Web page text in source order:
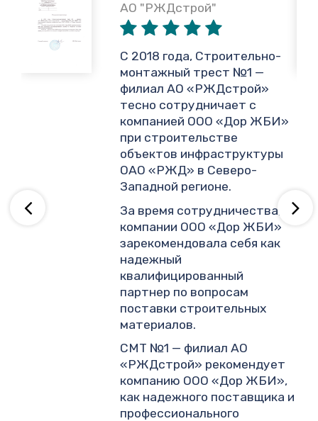
АО "РЖДстрой"
С 2018 года, Строительно-
монтажный трест №1 —
филиал АО «РЖДстрой»
тесно сотрудничает с
компанией ООО «Дор ЖБИ»
при строительстве
объектов инфраструктуры
ОАО «РЖД» в Северо-
Западной регионе.
За время сотрудничества,
компании ООО «Дор ЖБИ»
зарекомендовала себя как
надежный
квалифицированный
партнер по вопросам
поставки строительных
материалов.
СМТ №1 — филиал АО
«РЖДстрой» рекомендует
компанию ООО «Дор ЖБИ»,
как надежного поставщика и
профессионального